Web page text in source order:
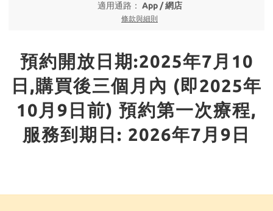
適用通路： App / 網店
條款與細則
預約開放日期:2025年7月10
日,購買後三個月內 (即2025年
10月9日前) 預約第一次療程,
服務到期日: 2026年7月9日